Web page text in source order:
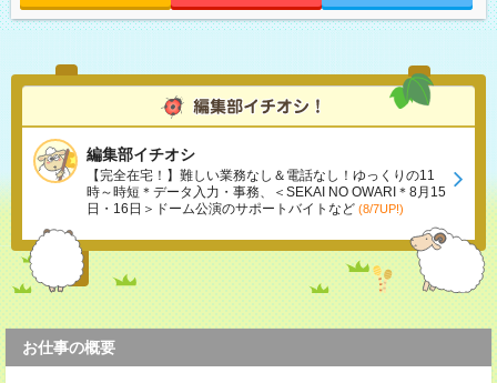
編集部イチオシ
【完全在宅！】難しい業務なし＆電話なし！ゆっくりの11
時～時短＊データ入力・事務、＜SEKAI NO OWARI＊8月15
日・16日＞ドーム公演のサポートバイトなど (8/7UP!)
お仕事の概要